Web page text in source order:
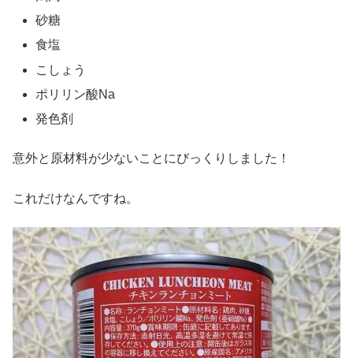
砂糖
食塩
こしょう
ポリリン酸Na
発色剤
意外と原材料が少ないことにびっくりしました！
これだけなんですね。